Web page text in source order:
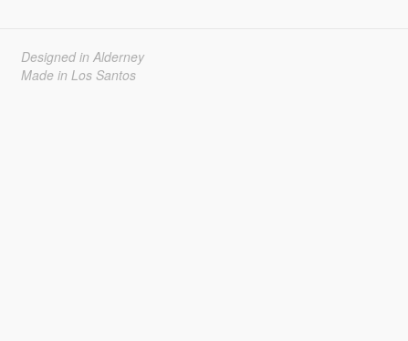
Designed in Alderney
Made in Los Santos